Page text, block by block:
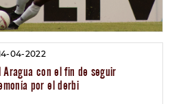
04-2022
con el fin de seguir
por el derbi